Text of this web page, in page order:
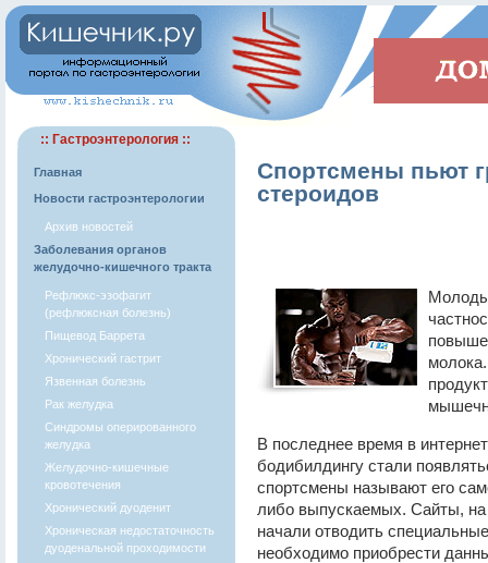
:: Гастроэнтерология ::
Главная
Новости гастроэнтерологии
Архив новостей
Заболевания органов
желудочно-кишечного тракта
Рефлюкс-эзофагит
(рефлюксная болезнь)
Пищевод Баррета
Хронический гастрит
Язвенная болезнь
Рак желудка
Синдромы оперированного
желудка
Желудочно-кишечные
кровотечения
Хронический дуоденит
Хроническая недостаточность
дуоденальной проходимости
Спортсмены пьют
стероидов
В последнее время в
бодибилдингу стали
спортсмены называют его
либо выпускаемых. Сайты,
начали отводить
необходимо приобрести